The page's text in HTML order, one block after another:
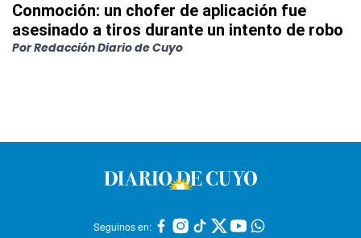
Conmoción: un chofer de aplicación fue
asesinado a tiros durante un intento de robo
PorRedacción Diario de Cuyo
Seguinos en: